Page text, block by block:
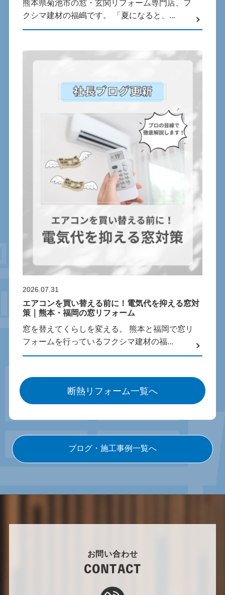
熊本県菊池市の窓・玄関リフォーム専門店、フ
クシマ建材の福嶋です。 「夏になると、...
2026.07.31
エアコンを買い替える前に！電気代を抑える窓対
策｜熊本・福岡の窓リフォーム
窓を替えてくらしを変える。 熊本と福岡で窓リ
フォームを行っているフクシマ建材の福...
断熱リフォーム一覧へ
ブログ・施工事例一覧へ
お問い合わせ
CONTACT